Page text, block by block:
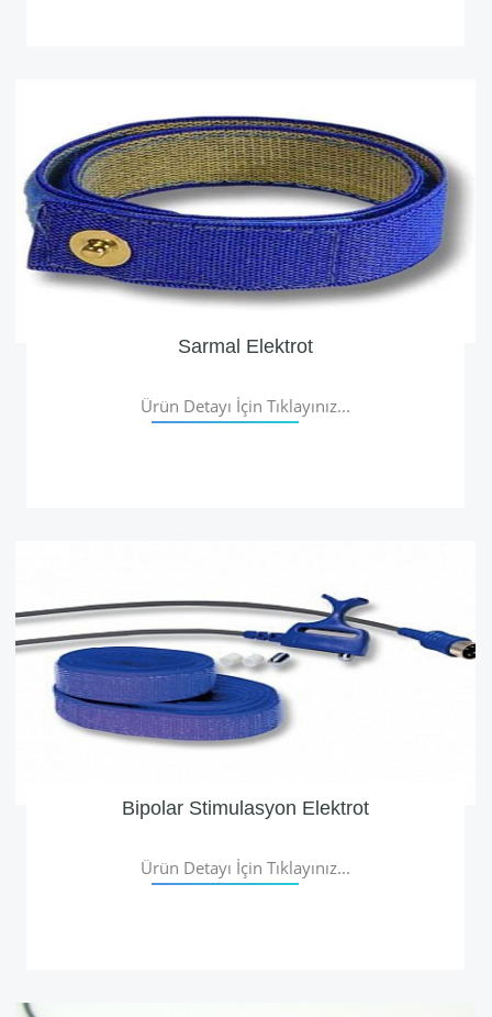
Sarmal Elektrot
Ürün Detayı İçin Tıklayınız...
Bipolar Stimulasyon Elektrot
Ürün Detayı İçin Tıklayınız...